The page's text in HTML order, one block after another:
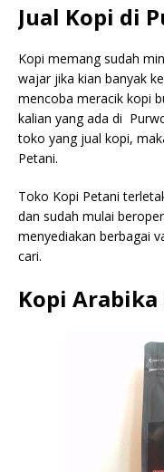
Jual Kopi di
Kopi memang sudah
wajar jika kian banyak
mencoba meracik kopi
kalian yang ada di
toko yang jual kopi,
Petani.
Toko Kopi Petani
dan sudah mulai
menyediakan berbagai
cari.
Kopi